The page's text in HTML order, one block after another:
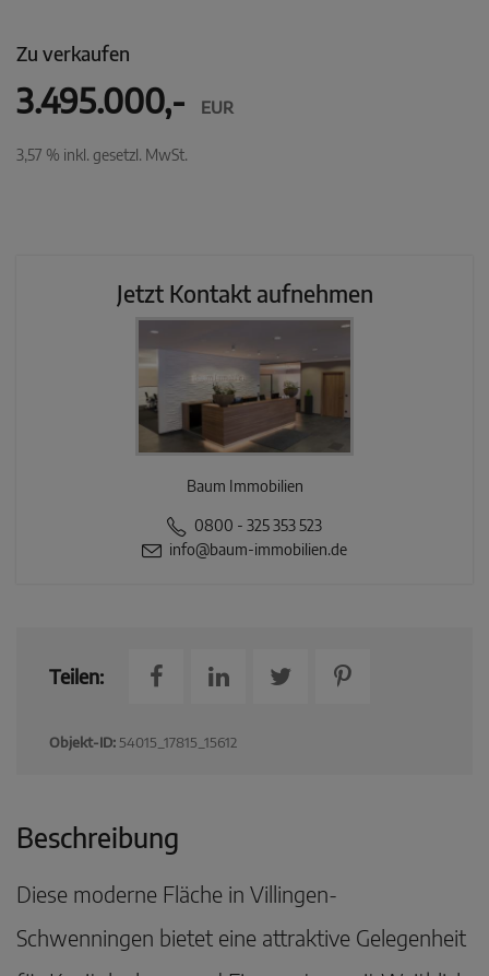
Zu verkaufen
3.495.000,- EUR
3,57 % inkl. gesetzl. MwSt.
Jetzt Kontakt aufnehmen
Baum Immobilien
0800 - 325 353 523
info@baum-immobilien.de
Teilen:
Objekt-ID: 54015_17815_15612
Beschreibung
Diese moderne Fläche in Villingen-
Schwenningen bietet eine attraktive Gelegenheit